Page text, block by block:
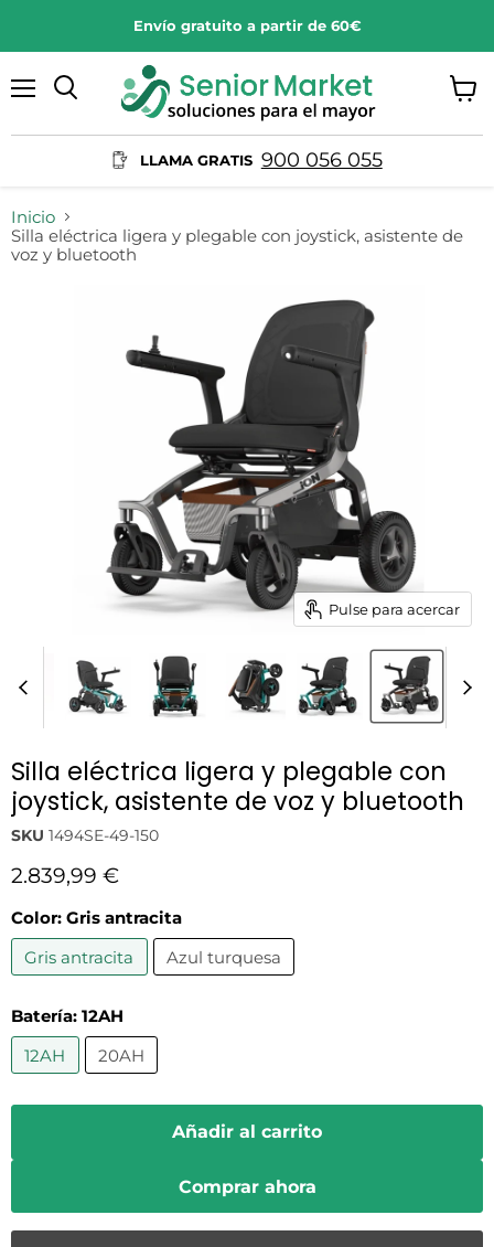
Envío gratuito a partir de 60€
LLAMA GRATIS 900 056 055
Inicio
Silla eléctrica ligera y plegable con joystick, asistente de
voz y bluetooth
Pulse para acercar
Silla eléctrica ligera y plegable con
joystick, asistente de voz y bluetooth
SKU 1494SE-49-150
Precio actual
2.839,99 €
Color: Gris antracita
Gris antracita
Azul turquesa
Batería: 12AH
12AH
20AH
Añadir al carrito
Comprar ahora